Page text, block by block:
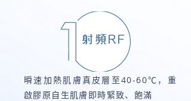
射頻RF
𣊬速加熱肌膚真皮層至40-60℃，重
啟膠原自生肌膚即時緊致、飽滿